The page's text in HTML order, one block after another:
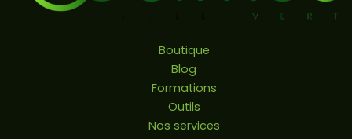
Boutique
Blog
Formations
Outils
Nos services